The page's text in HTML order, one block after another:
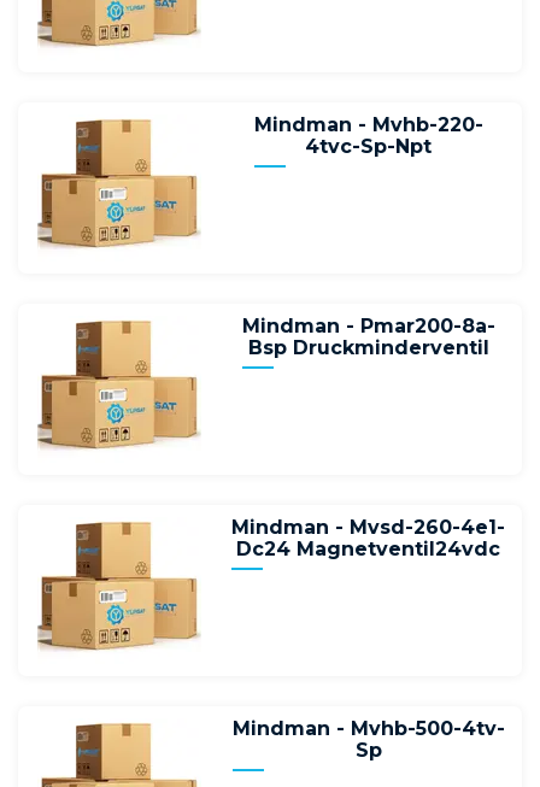
Mindman - Mvhb-220-
4tvc-Sp-Npt
Mindman - Pmar200-8a-
Bsp Druckminderventil
Mindman - Mvsd-260-4e1-
Dc24 Magnetventil24vdc
Mindman - Mvhb-500-4tv-
Sp